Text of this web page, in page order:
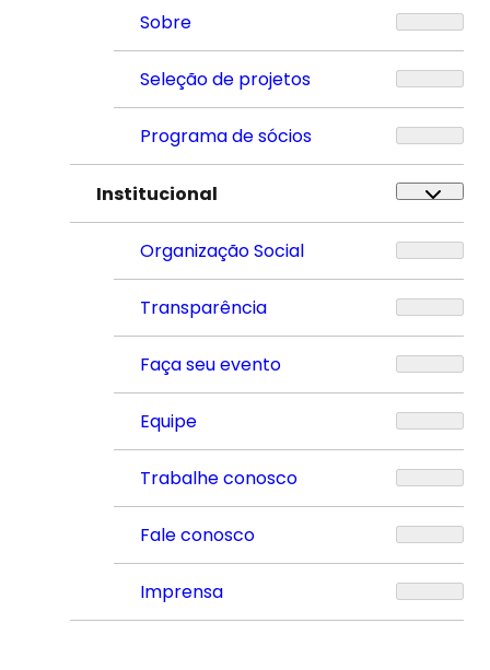
Sobre
Seleção de projetos
Programa de sócios
Institucional
Organização Social
Transparência
Faça seu evento
Equipe
Trabalhe conosco
Fale conosco
Imprensa